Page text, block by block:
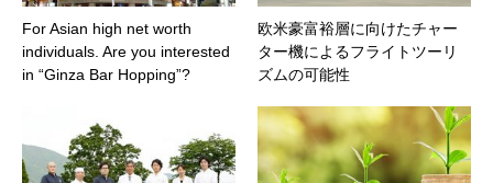
For Asian high net worth
individuals. Are you interested
in “Ginza Bar Hopping”?
欧米豪富裕層に向けたチャー
ター機によるフライトツーリ
ズムの可能性